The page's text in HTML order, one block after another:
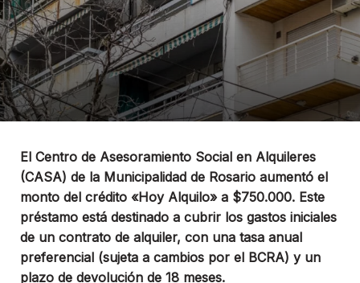
El Centro de Asesoramiento Social en Alquileres
(CASA) de la Municipalidad de Rosario aumentó el
monto del crédito «Hoy Alquilo» a $750.000. Este
préstamo está destinado a cubrir los gastos iniciales
de un contrato de alquiler, con una tasa anual
preferencial (sujeta a cambios por el BCRA) y un
plazo de devolución de 18 meses.